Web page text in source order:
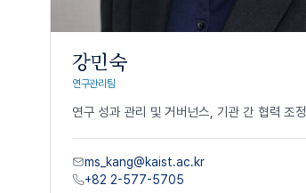
강민숙
연구관리팀
연구 성과 관리 및 거버넌스,기관 간 협력 조정
ms_kang@kaist.ac.kr
+82 2-577-5705